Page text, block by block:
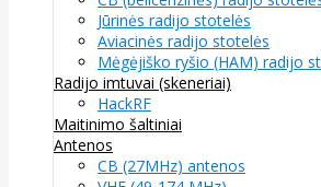
Jūrinės radijo stotelės
Aviacinės radijo stotelės
Mėgėjiško ryšio (HAM) radijo
Radijo imtuvai (skeneriai)
HackRF
Maitinimo šaltiniai
Antenos
CB (27MHz) antenos